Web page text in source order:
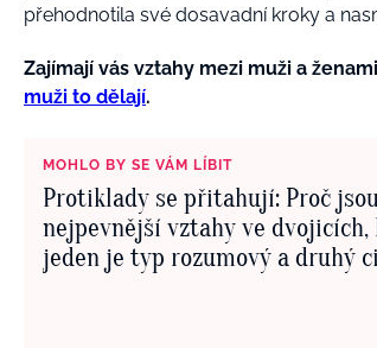
přehodnotila své dosavadní kroky a
Zajímají vás vztahy mezi muži a
muži to dělají.
MOHLO BY SE VÁM LÍBIT
Protiklady se přitahují: Proč
nejpevnější vztahy ve dvojicích,
jeden je typ rozumový a druhý